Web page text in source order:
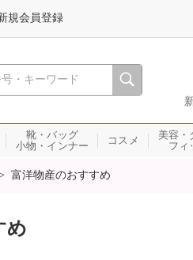
心おどる、瞬間を。通販・テレビシ
規会員登録
靴・バッグ
小物・インナー
コスメ
美容・
フィ
富洋物産のおすすめ
め